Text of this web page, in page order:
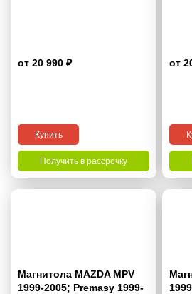
от 20 990 ₽
Купить
Получить в рассрочку
от
Магнитола MAZDA MPV
1999-2005; Premasy 1999-